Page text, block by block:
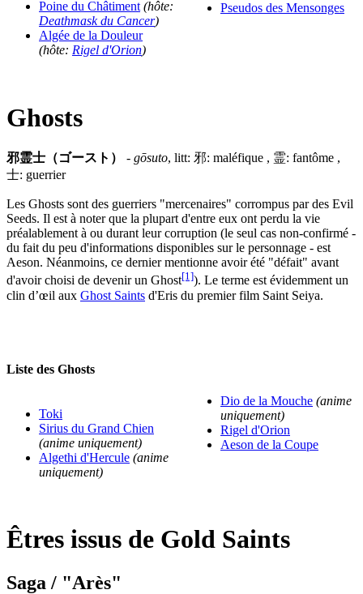
Poine du Châtiment (hôte:
Deathmask du Cancer)
Algée de la Douleur
(hôte: Rigel d'Orion)
Pseudos des Mensonges
Ghosts
邪霊士（ゴースト） - gōsuto, litt: 邪: maléfique , 霊: fantôme ,
士: guerrier
Les Ghosts sont des guerriers "mercenaires" corrompus par des Evil
Seeds. Il est à noter que la plupart d'entre eux ont perdu la vie
préalablement à ou durant leur corruption (le seul cas non-confirmé -
du fait du peu d'informations disponibles sur le personnage - est
Aeson. Néanmoins, ce dernier mentionne avoir été "défait" avant
d'avoir choisi de devenir un Ghost[1]). Le terme est évidemment un
clin d’œil aux Ghost Saints d'Eris du premier film Saint Seiya.
Liste des Ghosts
Toki
Sirius du Grand Chien
(anime uniquement)
Algethi d'Hercule (anime
uniquement)
Dio de la Mouche (anime
uniquement)
Rigel d'Orion
Aeson de la Coupe
Êtres issus de Gold Saints
Saga / "Arès"